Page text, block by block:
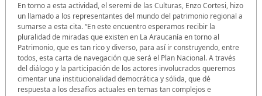
En torno a esta actividad, el seremi de las Culturas, Enzo Cortesi, hizo
un llamado a los representantes del mundo del patrimonio regional a
sumarse a esta cita. “En este encuentro esperamos recibir la
pluralidad de miradas que existen en La Araucanía en torno al
Patrimonio, que es tan rico y diverso, para así ir construyendo, entre
todos, esta carta de navegación que será el Plan Nacional. A través
del diálogo y la participación de los actores involucrados queremos
cimentar una institucionalidad democrática y sólida, que dé
respuesta a los desafíos actuales en temas tan complejos e